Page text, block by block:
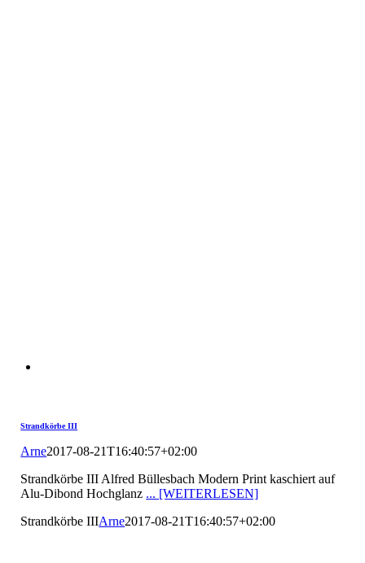
Strandkörbe III
Arne2017-08-21T16:40:57+02:00
Strandkörbe III Alfred Büllesbach Modern Print kaschiert auf
Alu-Dibond Hochglanz ... [WEITERLESEN]
Strandkörbe IIIArne2017-08-21T16:40:57+02:00